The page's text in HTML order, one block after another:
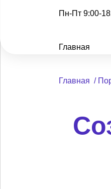
Пн-Пт 9:00-
Главная
Главная /